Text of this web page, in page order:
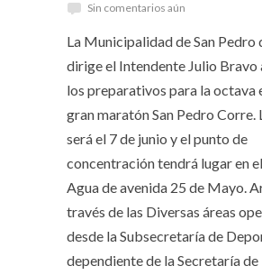
Sin comentarios aún
La Municipalidad de San Pedro
dirige el Intendente Julio Bravo
los preparativos para la octava
gran maratón San Pedro Corre.
será el 7 de junio y el punto de
concentración tendrá lugar en
Agua de avenida 25 de Mayo.
través de las Diversas áreas
desde la Subsecretaría de
dependiente de la Secretaría